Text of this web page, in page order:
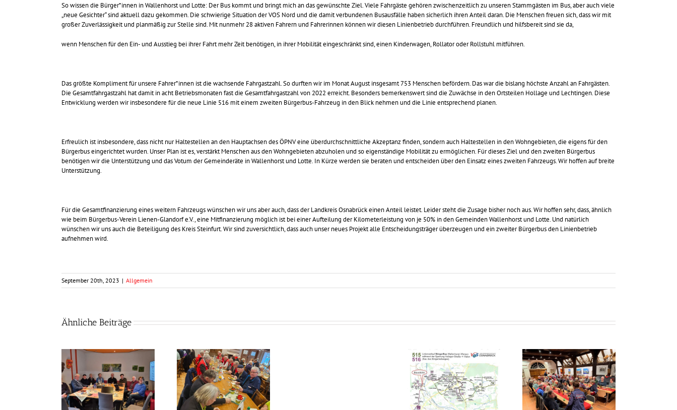
So wissen die Bürger*innen in Wallenhorst und Lotte: Der Bus kommt und bringt mich an das gewünschte Ziel. Viele Fahrgäste gehören zwischenzeitlich zu unseren Stammgästen im Bus, aber auch viele
„neue Gesichter“ sind aktuell dazu gekommen. Die schwierige Situation der VOS Nord und die damit verbundenen Busausfälle haben sicherlich ihren Anteil daran. Die Menschen freuen sich, dass wir mit
großer Zuverlässigkeit und planmäßig zur Stelle sind. Mit nunmehr 28 aktiven Fahrern und Fahrerinnen können wir diesen Linienbetrieb durchführen. Freundlich und hilfsbereit sind sie da,
wenn Menschen für den Ein- und Ausstieg bei ihrer Fahrt mehr Zeit benötigen, in ihrer Mobilität eingeschränkt sind, einen Kinderwagen, Rollator oder Rollstuhl mitführen.
Das größte Kompliment für unsere Fahrer*innen ist die wachsende Fahrgastzahl. So durften wir im Monat August insgesamt 753 Menschen befördern. Das war die bislang höchste Anzahl an Fahrgästen.
Die Gesamtfahrgastzahl hat damit in acht Betriebsmonaten fast die Gesamtfahrgastzahl von 2022 erreicht. Besonders bemerkenswert sind die Zuwächse in den Ortsteilen Hollage und Lechtingen. Diese
Entwicklung werden wir insbesondere für die neue Linie 516 mit einem zweiten Bürgerbus-Fahrzeug in den Blick nehmen und die Linie entsprechend planen.
Erfreulich ist insbesondere, dass nicht nur Haltestellen an den Hauptachsen des ÖPNV eine überdurchschnittliche Akzeptanz finden, sondern auch Haltestellen in den Wohngebieten, die eigens für den
Bürgerbus eingerichtet wurden. Unser Plan ist es, verstärkt Menschen aus den Wohngebieten abzuholen und so eigenständige Mobilität zu ermöglichen. Für dieses Ziel und den zweiten Bürgerbus
benötigen wir die Unterstützung und das Votum der Gemeinderäte in Wallenhorst und Lotte. In Kürze werden sie beraten und entscheiden über den Einsatz eines zweiten Fahrzeugs. Wir hoffen auf breite
Unterstützung.
Für die Gesamtfinanzierung eines weitern Fahrzeugs wünschen wir uns aber auch, dass der Landkreis Osnabrück einen Anteil leistet. Leider steht die Zusage bisher noch aus. Wir hoffen sehr, dass, ähnlich
wie beim Bürgerbus-Verein Lienen-Glandorf e.V., eine Mitfinanzierung möglich ist bei einer Aufteilung der Kilometerleistung von je 50% in den Gemeinden Wallenhorst und Lotte. Und natürlich
wünschen wir uns auch die Beteiligung des Kreis Steinfurt. Wir sind zuversichtlich, dass auch unser neues Projekt alle Entscheidungsträger überzeugen und ein zweiter Bürgerbus den Linienbetrieb
aufnehmen wird.
September 20th, 2023 | Allgemein
Ähnliche Beiträge
Frühlingszeit –
Grünkohlzeit?
Volles Haus bei der
Weihnachtsfeier